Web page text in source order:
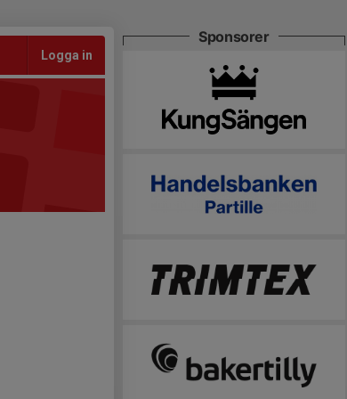
Logga in
Sponsorer